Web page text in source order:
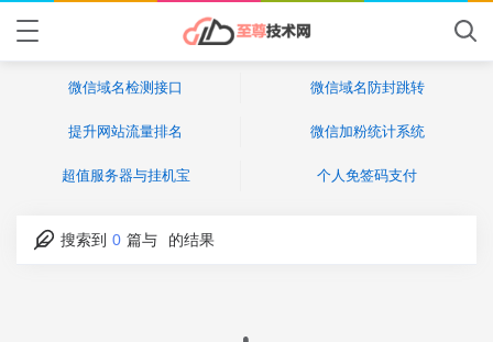
微信域名检测接口 微信域名防封跳转
提升网站流量排名 微信加粉统计系统
超值服务器与挂机宝 个人免签码支付
搜索到 0 篇与 的结果